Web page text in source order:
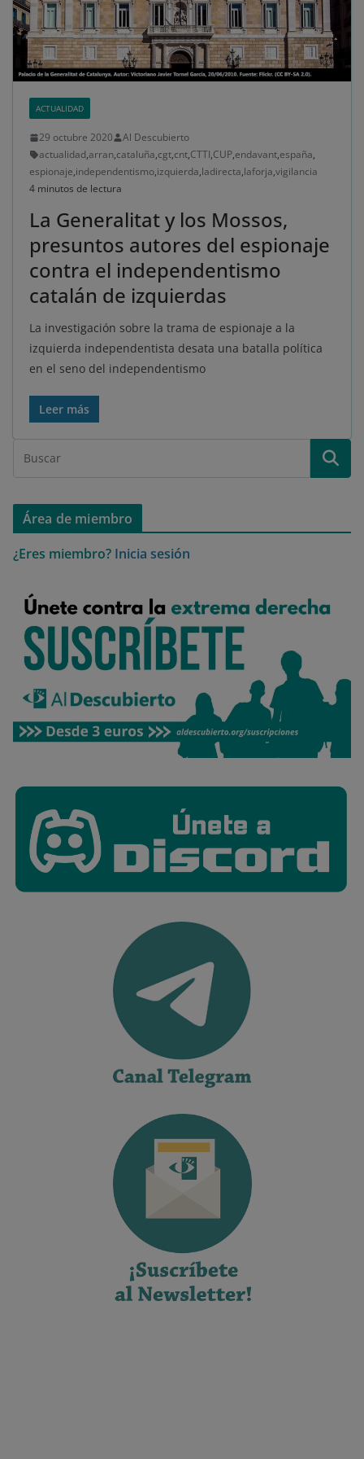
ACTUALIDAD
29 octubre 2020
Al Descubierto
actualidad,arran,cataluña,cgt,cnt,CTTI,CUP,endavant,españa,
espionaje,independentismo,izquierda,ladirecta,laforja,vigilancia
4 minutos de lectura
La Generalitat y los Mossos,
presuntos autores del espionaje
contra el independentismo
catalán de izquierdas
La investigación sobre la trama de espionaje a la
izquierda independentista desata una batalla política
en el seno del independentismo
Leer más
Área de miembro
¿Eres miembro? Inicia sesión